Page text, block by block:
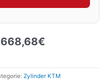
668,68€
Zylinder KTM